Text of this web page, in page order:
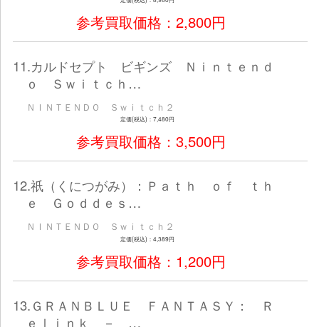
ＮＩＮＴＥＮＤＯ Ｓｗｉｔｃｈ２
参考買取価格：1,800
6.イナズマイレブン 英雄たちのヴ
ーロード Ｎｉｎｔ…
ＮＩＮＴＥＮＤＯ Ｓｗｉｔｃｈ２
参考買取価格：4,200
7.インディ・ジョーンズ／大いなる